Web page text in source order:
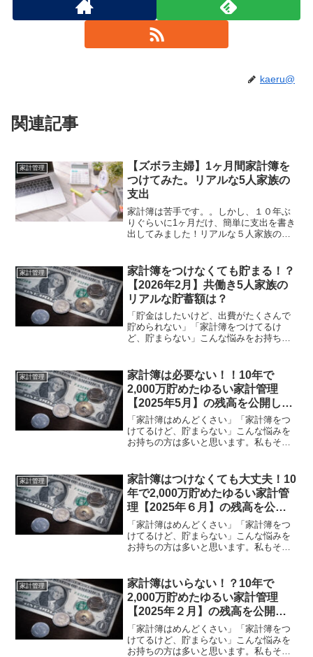
kaeru@
関連記事
家計管理
【ズボラ主婦】1ヶ月間家計簿を
つけてみた。リアルな5人家族の
支出
家計簿は苦手です。。しかし、１０年ぶ
りぐらいに1ヶ月だけ、簡単に支出を書き
出してみました！リアルな５人家族の支
機会がありました。そこで、我が家のこ
とを話したら、「家計...
家計管理
家計簿をつけなくても貯まる！？
【2026年2月】共働き5人家族の
リアルな貯蓄額は？
「貯金はしたいけど、出費がたくさんで
貯められない」「家計簿をつけてるけ
ど、貯まらない」こんな悩みをお持ちの
めることはできます。月に１回残高を管
理する『残高管理法』に変えたこ...
家計管理
家計簿は必要ない！！10年で
2,000万貯めたゆるい家計管理
【2025年5月】の残高を公開しま
す!
「家計簿はめんどくさい」「家計簿をつ
けてるけど、貯まらない」こんな悩みを
お持ちの方は多いと思います。私もそう
前、月に１回残高を管理する『残高管理
法』に変えたことで貯蓄...
家計管理
家計簿はつけなくても大丈夫！10
年で2,000万貯めたゆるい家計管
理【2025年６月】の残高を公開
します!
「家計簿はめんどくさい」「家計簿をつ
けてるけど、貯まらない」こんな悩みを
お持ちの方は多いと思います。私もそう
前、月に１回残高を管理する『残高管理
法』に変えたことで貯蓄...
家計管理
家計簿はいらない！？10年で
2,000万貯めたゆるい家計管理
【2025年２月】の残高を公開し
ます!
「家計簿はめんどくさい」「家計簿をつ
けてるけど、貯まらない」こんな悩みを
お持ちの方は多いと思います。私もそう